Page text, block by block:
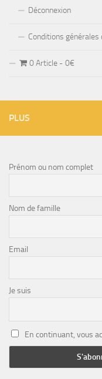
Déconnexion
Conditions générales
0 Article 0€
PLUS
Prénom ou nom complet
Nom de famille
Email
Je suis
En continuant, vous